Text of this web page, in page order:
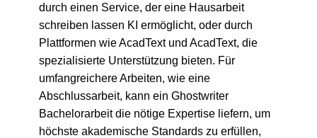
durch einen Service, der eine Hausarbeit
schreiben lassen KI ermöglicht, oder durch
Plattformen wieAcadTextund AcadText, die
spezialisierte Unterstützung bieten. Für
umfangreichere Arbeiten, wie eine
Abschlussarbeit, kann ein Ghostwriter
Bachelorarbeitdie nötige Expertise liefern, um
höchste akademische Standards zu erfüllen,